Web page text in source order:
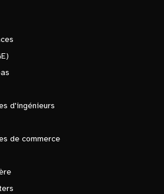
d'ingénieurs
de commerce